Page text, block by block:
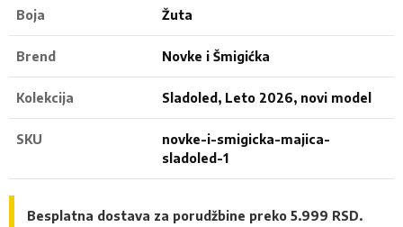
Boja Žuta
Brend Novke i Šmigićka
Kolekcija Sladoled, Leto 2026, novi model
SKU
novke-i-smigicka-majica-
sladoled-1
Besplatna dostava za porudžbine preko 5.999 RSD.